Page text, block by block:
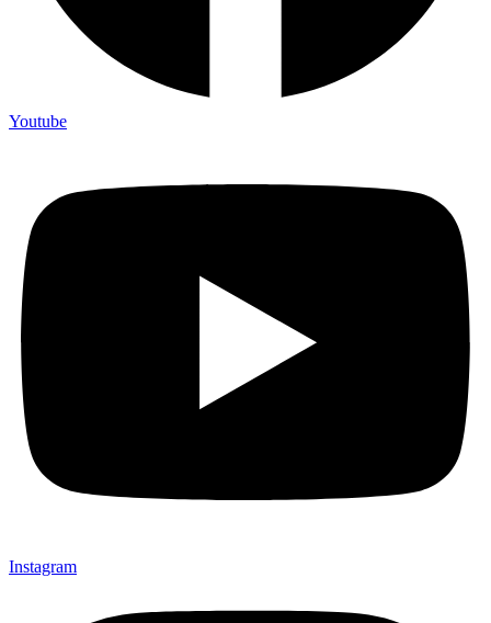
Youtube
Instagram